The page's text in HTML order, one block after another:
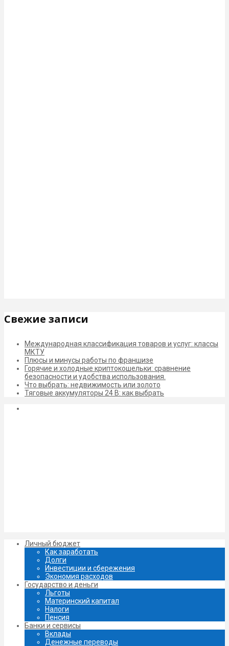
Свежие записи
Международная классификация товаров и услуг: классы
МКТУ
Плюсы и минусы работы по франшизе
Горячие и холодные криптокошельки: сравнение
безопасности и удобства использования.
Что выбрать: недвижимость или золото
Тяговые аккумуляторы 24 В: как выбрать
Личный бюджет
Как заработать
Долги
Инвестиции и сбережения
Экономия расходов
Государство и деньги
Льготы
Материнский капитал
Налоги
Пенсия
Банки и сервисы
Вклады
Денежные переводы